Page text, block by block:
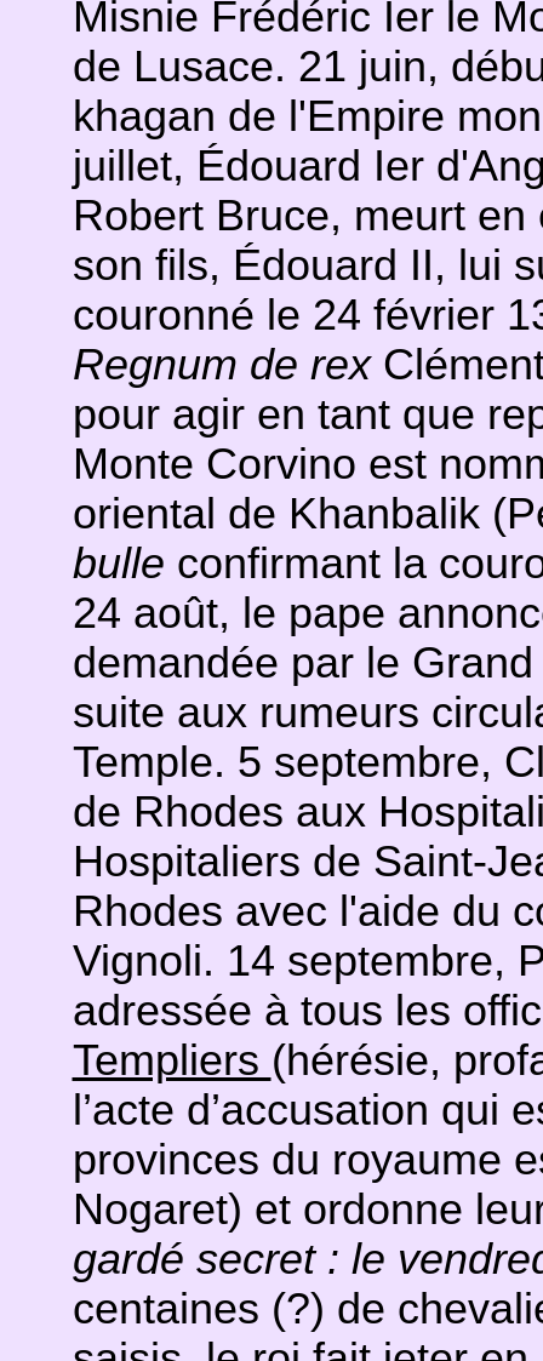
Misnie Frédéric Ier le
de Lusace. 21 juin,
khagan de l'Empire
juillet, Édouard Ier
Robert Bruce, meurt
son fils, Édouard II, lui
couronné le 24 février
Regnum de rex
pour agir en tant que
Monte Corvino est
oriental de Khanbalik
bulle confirmant la
24 août, le pape
demandée par le
suite aux rumeurs
Temple. 5 septembre,
de Rhodes aux
Hospitaliers de Saint-
Rhodes avec l'aide du
Vignoli. 14 septembre,
adressée à tous les
Templiers (hérésie,
l’acte d’accusation qui
provinces du royaume
Nogaret) et ordonne
gardé secret : le
centaines (?) de